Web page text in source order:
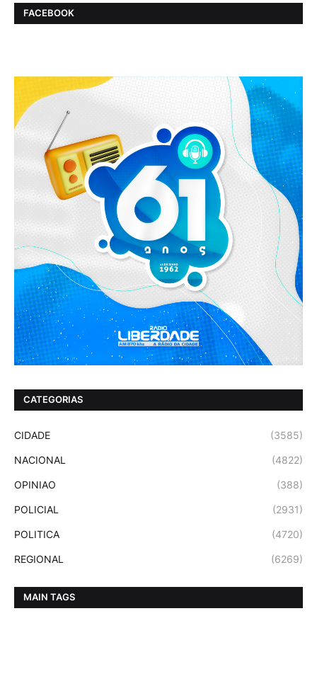
FACEBOOK
CATEGORIAS
CIDADE (3585)
NACIONAL (4822)
OPINIAO (388)
POLICIAL (2931)
POLITICA (4720)
REGIONAL (6269)
MAIN TAGS